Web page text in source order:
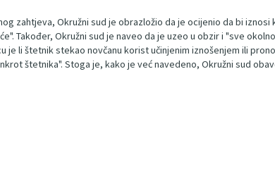
zahtjeva, Okružni sud je obrazložio da je ocijenio da bi
Također, Okružni sud je naveo da je uzeo u obzir i "sve
je li štetnik stekao novčanu korist učinjenim iznošenjem ili
štetnika". Stoga je, kako je već navedeno, Okružni sud